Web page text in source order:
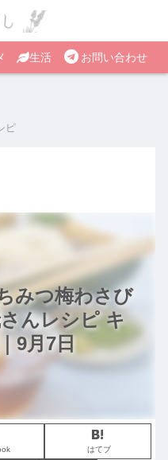
生活 お問い合わせ
ピ
みつ梅わさび
んレシピ キ
9月7日
はてブ